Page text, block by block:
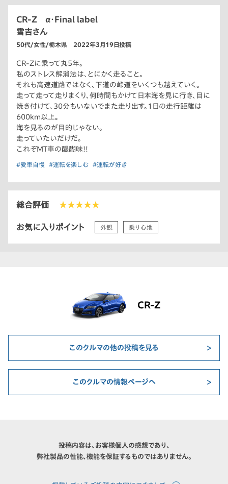
CR-Z α・Final label
雪吉さん
50代/女性/栃木県 2022年3月19日投稿
CR-Zに乗って丸5年。
私のストレス解消法は、とにかく走ること。
それも高速道路ではなく、下道の峠道をいくつも越えていく。
走って走って走りまくり、何時間もかけて日本海を見に行き、目に
焼き付けて、30分もいないでまた走り出す。1日の走行距離は
600km以上。
海を見るのが目的じゃない。
走っていたいだけだ。
これぞMT車の醍醐味!!
#愛車自慢 #運転を楽しむ #運転が好き
総合評価 ★★★★★
お気に入りポイント 外観 乗り心地
CR-Z
このクルマの他の投稿を見る
このクルマの情報ページへ
投稿内容は、お客様個人の感想であり、
弊社製品の性能、機能を保証するものではありません。